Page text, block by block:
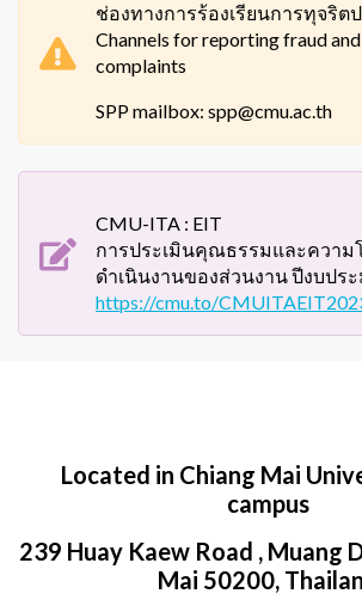
ช่องทางการร้องเรียนการทุจริ
Channels for reporting fraud
complaints
SPP mailbox: spp@cmu.ac.th
CMU-ITA : EIT
การประเมินคุณธรรมและความ
ดำเนินงานของส่วนงาน ปีงบปร
https://cmu.to/
Located in Chiang Mai
campus
239 Huay Kaew Road , Muang
Mai 50200,